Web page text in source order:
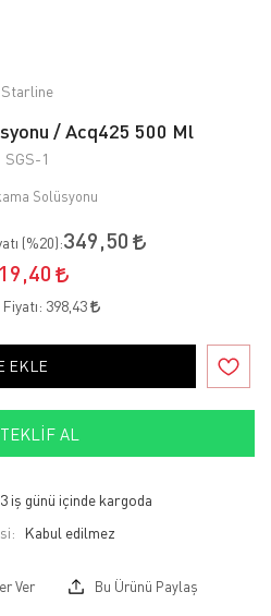
Starline
/ Acq425 500 Ml
SGS-1
Solüsyonu
(%20):349,50
398,43
EKLE
TEKLIF AL
3 iş günü içinde kargoda
Ver Bu Ürünü Paylaş